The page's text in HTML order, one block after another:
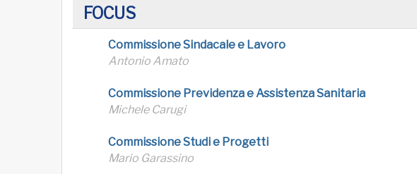
FOCUS
Commissione Sindacale e Lavoro
Antonio Amato
Commissione Previdenza e Assistenza Sanitaria
Michele Carugi
Commissione Studi e Progetti
Mario Garassino